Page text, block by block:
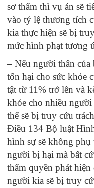
sơ thẩm thì vụ án sẽ
vào tỷ lệ thương tích
kia thực hiện sẽ bị
mức hình phạt tương
– Nếu người thân
tổn hại cho sức khỏe
tật từ 11% trở lên và
khỏe cho nhiều
thể sẽ bị truy cứu
Điều 134 Bộ luật
hình sự sẽ không
người bị hại mà bất
thẩm quyền phát
người kia sẽ bị truy